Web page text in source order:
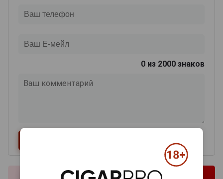
0 из 2000 знаков